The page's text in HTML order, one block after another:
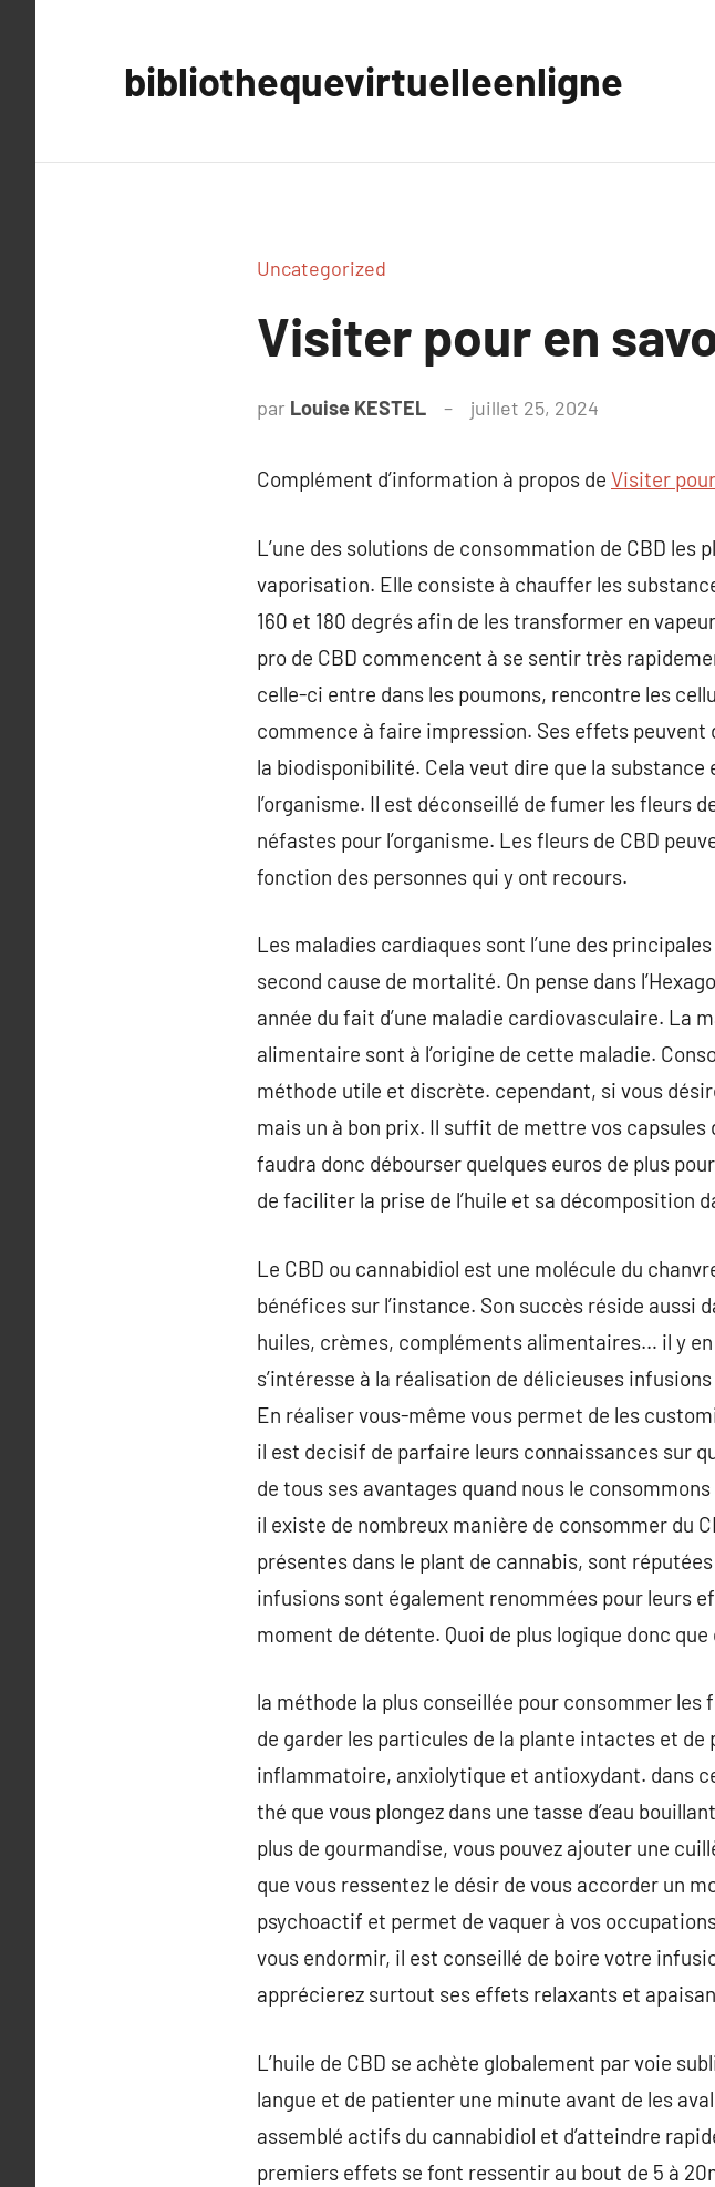
bibliothequevirtuelleenligne
Uncategorized
Visiter pour en
par Louise KESTEL juillet 25, 2024
Complément d’information à propos de Visiter
L’une des solutions de consommation de CBD les
vaporisation. Elle consiste à chauffer les
160 et 180 degrés afin de les transformer en
pro de CBD commencent à se sentir très
celle-ci entre dans les poumons, rencontre les
commence à faire impression. Ses effets peuvent
la biodisponibilité. Cela veut dire que la
l’organisme. Il est déconseillé de fumer les fleurs
néfastes pour l’organisme. Les fleurs de CBD
fonction des personnes qui y ont recours.
Les maladies cardiaques sont l’une des
second cause de mortalité. On pense dans
année du fait d’une maladie cardiovasculaire. La
alimentaire sont à l’origine de cette maladie.
méthode utile et discrète. cependant, si vous
mais un à bon prix. Il suffit de mettre vos capsules
faudra donc débourser quelques euros de plus
de faciliter la prise de l’huile et sa décomposition
Le CBD ou cannabidiol est une molécule du
bénéfices sur l’instance. Son succès réside aussi
huiles, crèmes, compléments alimentaires… il y
s’intéresse à la réalisation de délicieuses
En réaliser vous-même vous permet de les
il est decisif de parfaire leurs connaissances sur
de tous ses avantages quand nous le
il existe de nombreux manière de consommer du
présentes dans le plant de cannabis, sont
infusions sont également renommées pour leurs
moment de détente. Quoi de plus logique donc que
la méthode la plus conseillée pour consommer
de garder les particules de la plante intactes et
inflammatoire, anxiolytique et antioxydant. dans
thé que vous plongez dans une tasse d’eau
plus de gourmandise, vous pouvez ajouter une
que vous ressentez le désir de vous accorder un
psychoactif et permet de vaquer à vos
vous endormir, il est conseillé de boire votre
apprécierez surtout ses effets relaxants et
L’huile de CBD se achète globalement par voie
langue et de patienter une minute avant de les
assemblé actifs du cannabidiol et d’atteindre
premiers effets se font ressentir au bout de 5 à